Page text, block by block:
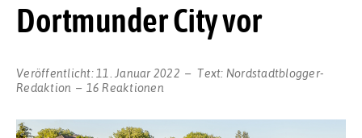
Dortmunder City vor
Veröffentlicht: 11. Januar 2022 Text: Nordstadtblogger-
Redaktion
16 Reaktionen